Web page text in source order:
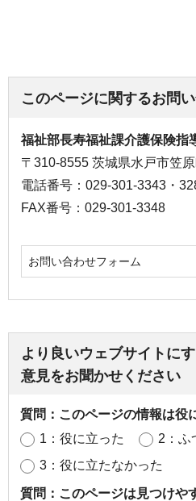
このページに関するお問
福祉部長寿福祉課介護保険指
〒310-8555 茨城県水戸市笠
電話番号：029-301-3343・
FAX番号：029-301-3348
お問い合わせフォーム
より良いウェブサイトに
意見をお聞かせください
質問：このページの情報は役
1：役に立った
2：ふ
3：役に立たなかった
質問：このページは見つけや